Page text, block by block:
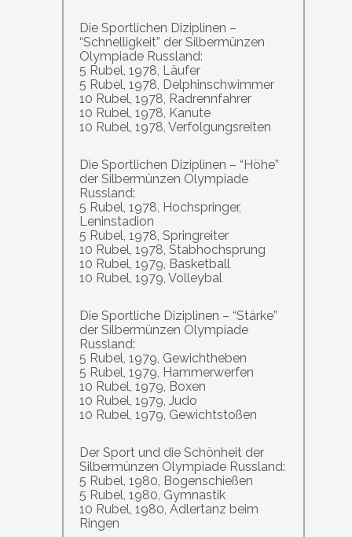
Die Sportlichen Diziplinen –
“Schnelligkeit” der Silbermünzen
Olympiade Russland:
5 Rubel, 1978, Läufer
5 Rubel, 1978, Delphinschwimmer
10 Rubel, 1978, Radrennfahrer
10 Rubel, 1978, Kanute
10 Rubel, 1978, Verfolgungsreiten
Die Sportlichen Diziplinen – “Höhe”
der Silbermünzen Olympiade
Russland:
5 Rubel, 1978, Hochspringer,
Leninstadion
5 Rubel, 1978, Springreiter
10 Rubel, 1978, Stabhochsprung
10 Rubel, 1979, Basketball
10 Rubel, 1979, Volleybal
Die Sportliche Diziplinen – “Stärke”
der Silbermünzen Olympiade
Russland:
5 Rubel, 1979, Gewichtheben
5 Rubel, 1979, Hammerwerfen
10 Rubel, 1979, Boxen
10 Rubel, 1979, Judo
10 Rubel, 1979, Gewichtstoßen
Der Sport und die Schönheit der
Silbermünzen Olympiade Russland:
5 Rubel, 1980, Bogenschießen
5 Rubel, 1980, Gymnastik
10 Rubel, 1980, Adlertanz beim
Ringen